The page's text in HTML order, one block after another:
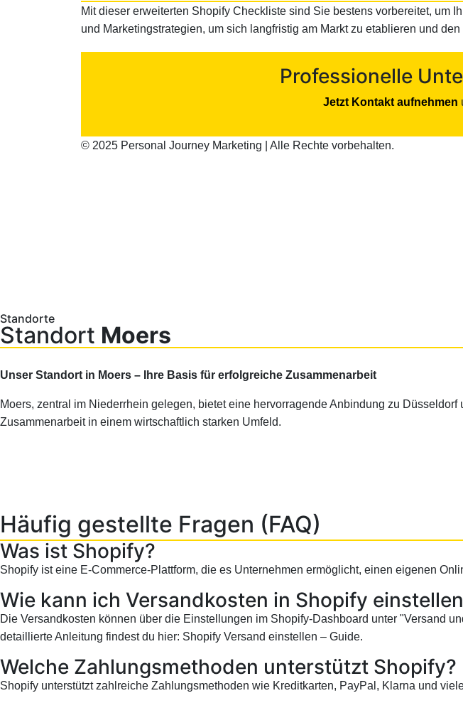
Mit dieser erweiterten Shopify Checkliste sind Sie bestens vorbereitet, um
und Marketingstrategien, um sich langfristig am Markt zu etablieren und
Professionelle
Jetzt Kontakt aufnehmen
© 2025 Personal Journey Marketing | Alle Rechte vorbehalten.
Standorte
Standort Moers
Unser Standort in Moers – Ihre Basis für erfolgreiche Zusammenarbeit
Moers, zentral im Niederrhein gelegen, bietet eine hervorragende Anbindung zu
Zusammenarbeit in einem wirtschaftlich starken Umfeld.
Häufig gestellte Fragen (FAQ)
Was ist Shopify?
Shopify ist eine E-Commerce-Plattform, die es Unternehmen ermöglicht, einen eigenen
Wie kann ich Versandkosten in Shopify
Die Versandkosten können über die Einstellungen im Shopify-Dashboard unter "Versand
detaillierte Anleitung findest du hier: Shopify Versand einstellen – Guide.
Welche Zahlungsmethoden unterstützt Shopify?
Shopify unterstützt zahlreiche Zahlungsmethoden wie Kreditkarten, PayPal, Klarna und